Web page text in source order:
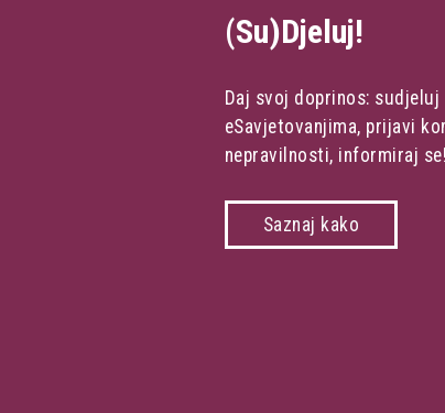
(Su)Djeluj!
Daj svoj doprinos: sudjeluj
eSavjetovanjima, prijavi
nepravilnosti, informiraj se!
Saznaj kako